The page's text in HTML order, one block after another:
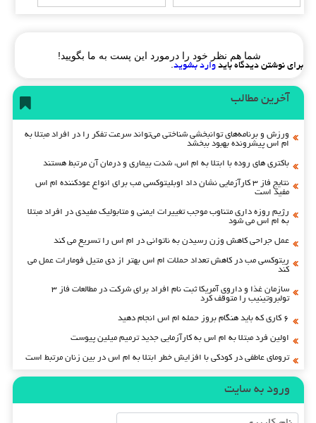
شما هم نظر خود را درمورد این پست به ما بگویید!
برای نوشتن دیدگاه باید وارد بشوید.
آخرین مطالب
ورزش و برنامه‌های توانبخشی شناختی می‌تواند سرعت تفکر را در افراد مبتلا به
ام اس پیشرونده بهبود ببخشد
باکتری های روده با ابتلا به ام اس، شدت بیماری و درمان آن مرتبط هستند
نتایج فاز ۳ کارآزمایی نشان داد اوبلیتوکسی مب برای انواع عودکننده ام اس
مفید است
رژیم روزه داری متناوب موجب تغییرات ایمنی و متابولیک مفیدی در افراد مبتلا
به ام اس می شود
عمل جراحی کاهش وزن رسیدن به ناتوانی در ام اس را تسریع می کند
ریتوکسی مب در کاهش تعداد حملات ام اس بهتر از دی متیل فومارات عمل می
کند
سازمان غذا و داروی آمریکا ثبت نام افراد برای شرکت در مطالعات فاز ۳
تولبروتینیب را متوقف کرد
۶ کاری که باید هنگام بروز حمله ام اس انجام دهید
اولین فرد مبتلا به ام اس به کارآزمایی جدید ترمیم میلین پیوست
ترومای عاطفی در کودکی با افزایش خطر ابتلا به ام اس در بین زنان مرتبط است
ورود به سایت